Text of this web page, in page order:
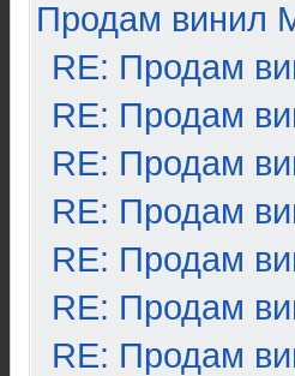
Продам винил
RE: Продам
RE: Продам
RE: Продам
RE: Продам
RE: Продам
RE: Продам
RE: Продам